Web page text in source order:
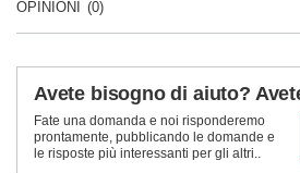
OPINIONI (0)
Avete bisogno di aiuto?
Fate una domanda e noi risponderemo
prontamente, pubblicando le domande e
le risposte più interessanti per gli altri..